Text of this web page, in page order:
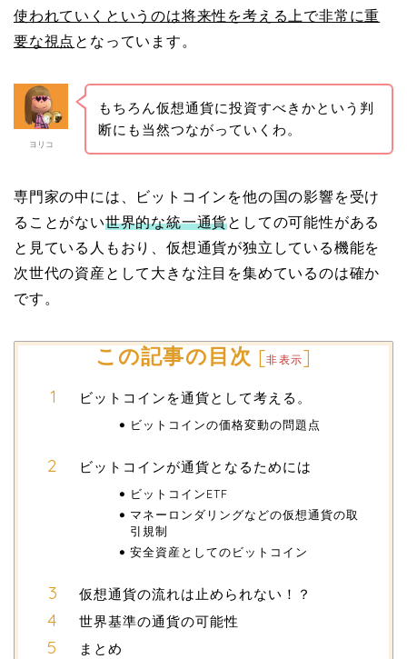
使われていくというのは将来性を考える上で非常に重
要な視点 となっています。
ヨリコ
もちろん仮想通貨に投資すべきかという判
断にも当然つながっていくわ。
専門家の中には、ビットコインを他の国の影響を受け
ることがない世界的な統一通貨としての可能性がある
と見ている人もおり、仮想通貨が独立している機能を
次世代の資産として大きな注目を集めているのは確か
です。
この記事の目次 [非表示]
ビットコインを通貨として考える。
ビットコインの価格変動の問題点
ビットコインが通貨となるためには
ビットコインETF
マネーロンダリングなどの仮想通貨の取
引規制
安全資産としてのビットコイン
仮想通貨の流れは止められない！？
世界基準の通貨の可能性
まとめ